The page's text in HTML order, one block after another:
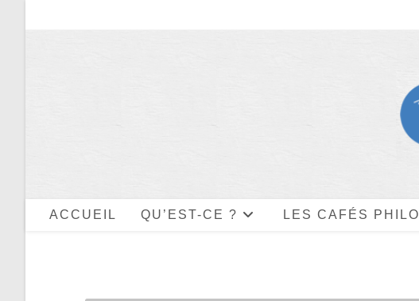
ACCUEIL QU’EST-CE ? LES CAFÉS PHILO